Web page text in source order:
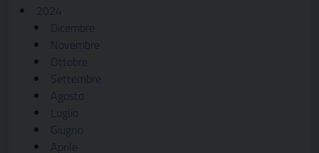
2024
Dicembre
Novembre
Ottobre
Settembre
Agosto
Luglio
Giugno
Aprile